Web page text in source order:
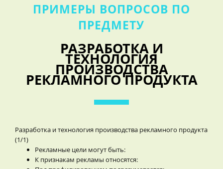
ПРИМЕРЫ ВОПРОСОВ ПО
ПРЕДМЕТУ
РАЗРАБОТКА И
ТЕХНОЛОГИЯ
ПРОИЗВОДСТВА
РЕКЛАМНОГО ПРОДУКТА
Разработка и технология производства рекламного продукта
(1/1)
Рекламные цели могут быть:
К признакам рекламы относятся: